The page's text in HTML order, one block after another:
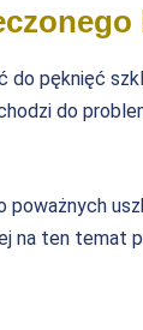
do pęknięć
do
na ten temat